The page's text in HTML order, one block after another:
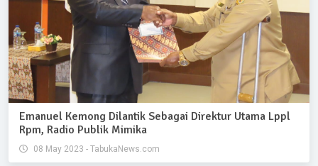
Emanuel Kemong Dilantik Sebagai Direktur Utama Lppl
Rpm, Radio Publik Mimika
08 May 2023 - TabukaNews.com